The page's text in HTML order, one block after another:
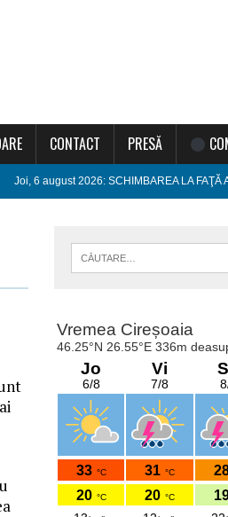
CONTACT PRESĂ
Joi, 6 august 2026: SCHIMBAREA LA FAŢĂ